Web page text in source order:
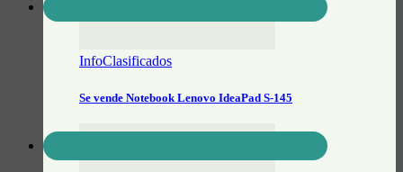
InfoClasificados
Se vende Notebook Lenovo IdeaPad S-145